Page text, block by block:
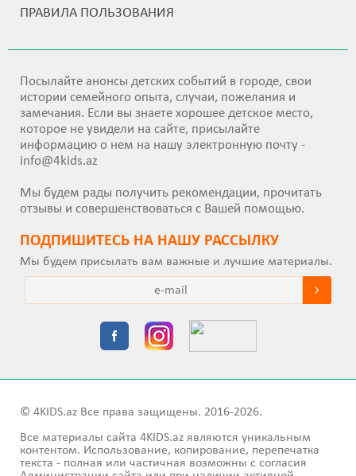
ПРАВИЛА ПОЛЬЗОВАНИЯ
Посылайте анонсы детских событий в городе, свои
истории семейного опыта, случаи, пожелания и
замечания. Если вы знаете хорошее детское место,
которое не увидели на сайте, присылайте
информацию о нем на нашу электронную почту -
info@4kids.az
Мы будем рады получить рекомендации, прочитать
отзывы и совершенствоваться с Вашей помощью.
ПОДПИШИТEСЬ НА НАШУ РАССЫЛКУ
Мы будем присылать вам важные и лучшие материалы.
© 4KIDS.az Все права защищены. 2016-2026.
Все материалы сайта 4KIDS.az являются уникальным
контентом. Использование, копирование, перепечатка
текста - полная или частичная возможны с согласия